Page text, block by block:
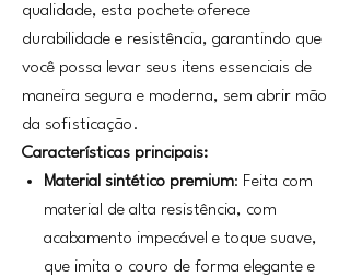
qualidade, esta pochete oferece
durabilidade e resistência, garantindo que
você possa levar seus itens essenciais de
maneira segura e moderna, sem abrir mão
da sofisticação.
Características principais:
Material sintético premium: Feita com
material de alta resistência, com
acabamento impecável e toque suave,
que imita o couro de forma elegante e